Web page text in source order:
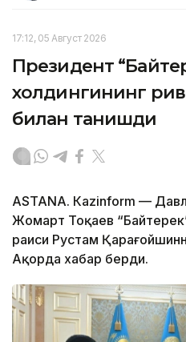
17:12, 05 Август 2026
Президент
холдингининг
билан танишди
ASTANА. Каzinform —
Жомарт Тоқаев
раиси Рустам
Ақорда хабар берди.